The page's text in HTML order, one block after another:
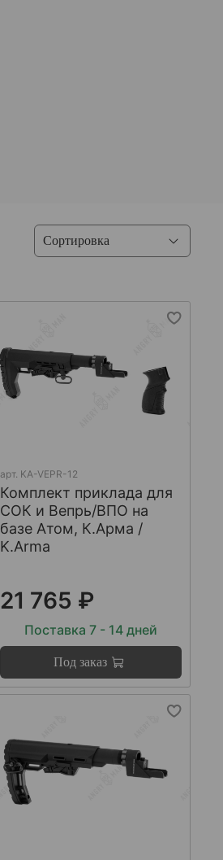
арт. KA-VEPR-12
Комплект приклада для
СОК и Вепрь/ВПО на
базе Атом, К.Арма /
K.Arma
21 765 ₽
Поставка 7 - 14 дней
Под заказ